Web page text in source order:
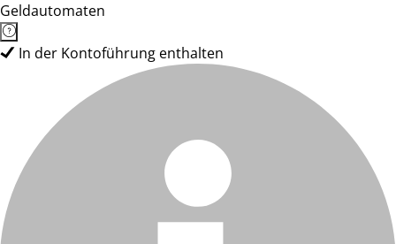
Geldautomaten
In der Kontoführung enthalten